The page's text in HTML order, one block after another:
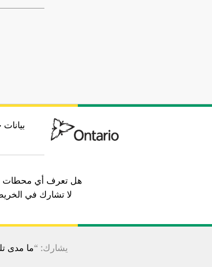
هل تعرف أي محطات
لا تشارك في
يشارك: “ما مدى